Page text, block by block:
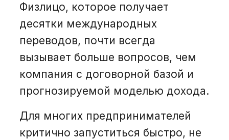
Физлицо, которое получает
десятки международных
переводов, почти всегда
вызывает больше вопросов, чем
компания с договорной базой и
прогнозируемой моделью дохода.
Для многих предпринимателей
критично запуститься быстро, не